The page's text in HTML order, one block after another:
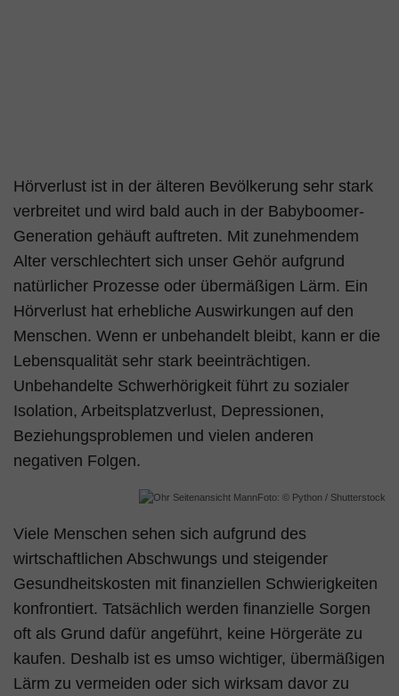
Hörverlust ist in der älteren Bevölkerung sehr stark
verbreitet und wird bald auch in der Babyboomer-
Generation gehäuft auftreten. Mit zunehmendem
Alter verschlechtert sich unser Gehör aufgrund
natürlicher Prozesse oder übermäßigen Lärm. Ein
Hörverlust hat erhebliche Auswirkungen auf den
Menschen. Wenn er unbehandelt bleibt, kann er die
Lebensqualität sehr stark beeinträchtigen.
Unbehandelte Schwerhörigkeit führt zu sozialer
Isolation, Arbeitsplatzverlust, Depressionen,
Beziehungsproblemen und vielen anderen
negativen Folgen.
Foto: © Python / Shutterstock
Viele Menschen sehen sich aufgrund des
wirtschaftlichen Abschwungs und steigender
Gesundheitskosten mit finanziellen Schwierigkeiten
konfrontiert. Tatsächlich werden finanzielle Sorgen
oft als Grund dafür angeführt, keine Hörgeräte zu
kaufen. Deshalb ist es umso wichtiger, übermäßigen
Lärm zu vermeiden oder sich wirksam davor zu